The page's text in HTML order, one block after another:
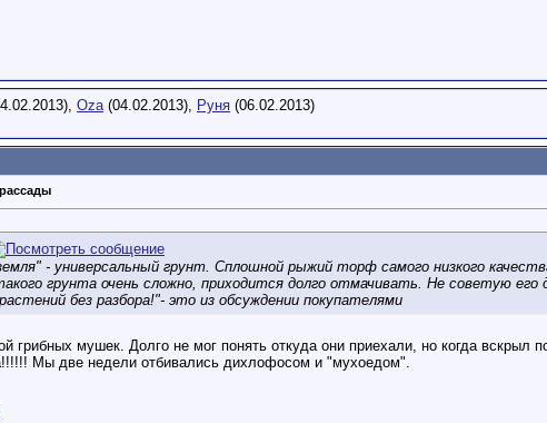
Oza(04.02.2013), Руня (06.02.2013)
- универсальный грунт. Сплошной рыжий торф самого низкого
грунта очень сложно, приходится долго отмачивать. Не советую его
без разбора!"- это из обсуждении покупателями
грибных мушек. Долго не мог понять откуда они приехали, но когда вскрыл
Мы две недели отбивались дихлофосом и "мухоедом".